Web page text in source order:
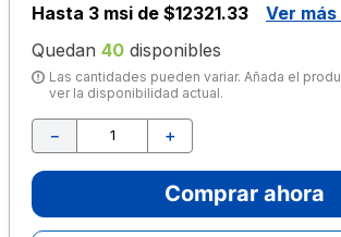
Hasta 3 msi de $12321.33
Ver
Quedan 40 disponibles
Las cantidades pueden variar. Añada el
ver la disponibilidad actual.
＋
－
Comprar ahora
9.
escolar
10. lapiz